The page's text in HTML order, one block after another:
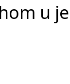
u